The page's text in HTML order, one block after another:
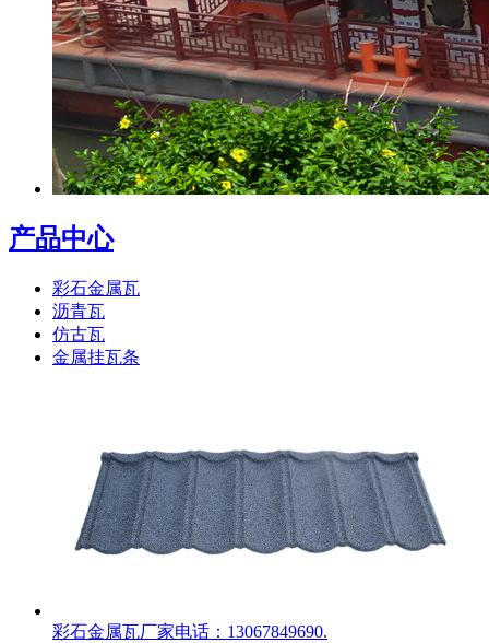
产品中心
彩石金属瓦
沥青瓦
仿古瓦
金属挂瓦条
彩石金属瓦厂家电话：13067849690.